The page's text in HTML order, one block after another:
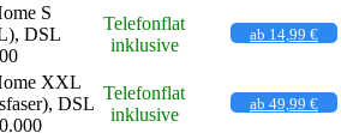
S
DSL
Telefonflat
inklusive
ab 14,99 €
XXL
DSL
Telefonflat
inklusive
ab 49,99 €